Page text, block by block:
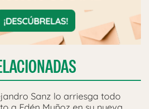
Sanz lo arriesga todo